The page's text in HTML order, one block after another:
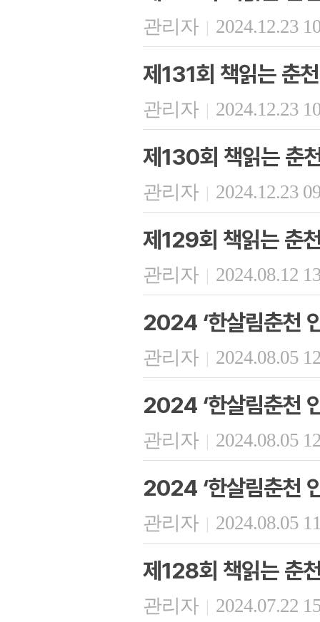
관리자 | 2024.12.23
제131회 책읽는 춘천
관리자 | 2024.12.23
제130회 책읽는 춘
관리자 | 2024.12.23
제129회 책읽는 춘
관리자 | 2024.08.12
2024 ‘한살림춘천
관리자 | 2024.08.05
2024 ‘한살림춘천
관리자 | 2024.08.05
2024 ‘한살림춘천
관리자 | 2024.08.05
제128회 책읽는 춘
관리자 | 2024.07.22